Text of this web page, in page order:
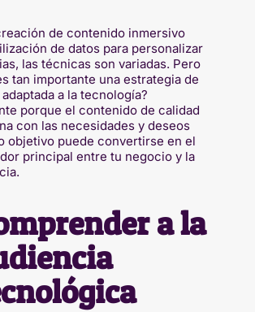
de contenido inmersivo
de datos para personalizar
las técnicas son variadas. Pero
tan importante una estrategia de
a la tecnología?
porque el contenido de calidad
con las necesidades y deseos
objetivo puede convertirse en el
principal entre tu negocio y la
a la